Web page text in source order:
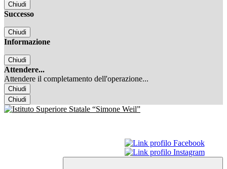
Chiudi
Successo
Chiudi
Informazione
Chiudi
Attendere...
Attendere il completamento dell'operazione...
Chiudi
Chiudi